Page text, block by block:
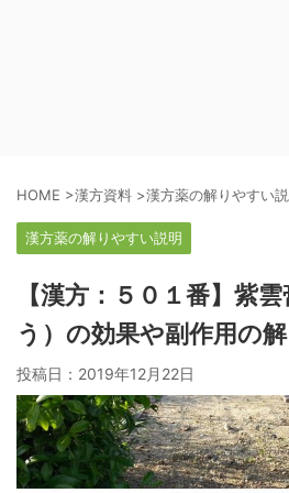
HOME >漢方資料 >漢方薬の解りやすい
漢方薬の解りやすい説明
【漢方：５０１番】紫
う）の効果や副作用の
投稿日： 2019年12月22日